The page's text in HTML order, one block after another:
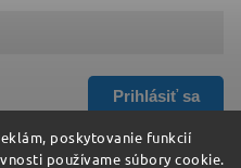
poskytovanie funkcií
používame súbory cookie.
Prihlásiť sa